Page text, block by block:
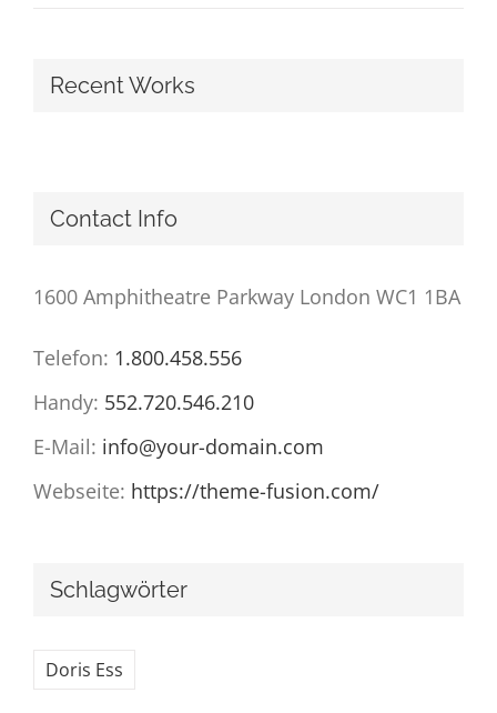
Recent Works
Contact Info
1600 Amphitheatre Parkway London WC1 1BA
Telefon: 1.800.458.556
Handy: 552.720.546.210
E-Mail: info@your-domain.com
Webseite: https://theme-fusion.com/
Schlagwörter
Doris Ess